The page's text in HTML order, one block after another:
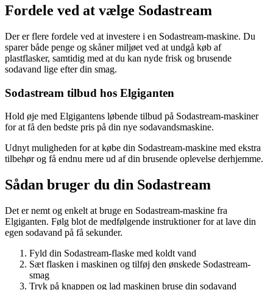
Fordele ved at vælge Sodastream
Der er flere fordele ved at investere i en Sodastream-maskine. Du
sparer både penge og skåner miljøet ved at undgå køb af
plastflasker, samtidig med at du kan nyde frisk og brusende
sodavand lige efter din smag.
Sodastream tilbud hos Elgiganten
Hold øje med Elgigantens løbende tilbud på Sodastream-maskiner
for at få den bedste pris på din nye sodavandsmaskine.
Udnyt muligheden for at købe din Sodastream-maskine med ekstra
tilbehør og få endnu mere ud af din brusende oplevelse derhjemme.
Sådan bruger du din Sodastream
Det er nemt og enkelt at bruge en Sodastream-maskine fra
Elgiganten. Følg blot de medfølgende instruktioner for at lave din
egen sodavand på få sekunder.
Fyld din Sodastream-flaske med koldt vand
Sæt flasken i maskinen og tilføj den ønskede Sodastream-
smag
Tryk på knappen og lad maskinen bruse din sodavand